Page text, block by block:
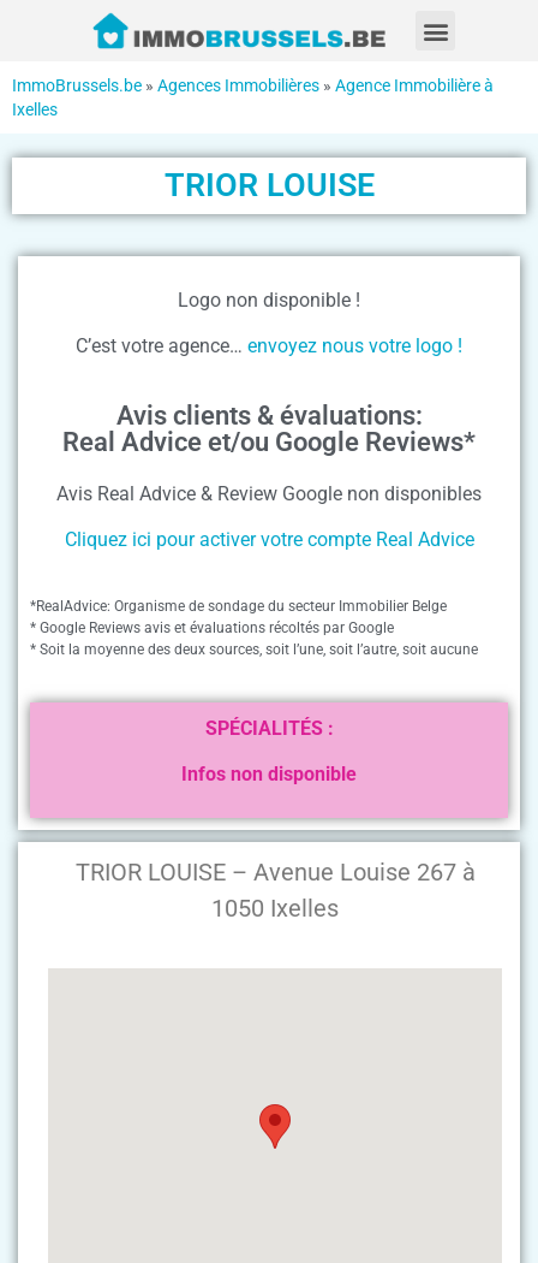
ImmoBrussels.be » Agences Immobilières » Agence Immobilière à
Ixelles
TRIOR LOUISE
TRIOR LOUISE – Avenue Louise 267 à
1050 Ixelles
Logo non disponible !
C’est votre agence… envoyez nous votre logo !
Avis clients & évaluations:
Real Advice et/ou Google Reviews*
Avis Real Advice & Review Google non disponibles
Cliquez ici pour activer votre compte Real Advice
*RealAdvice: Organisme de sondage du secteur Immobilier Belge
* Google Reviews avis et évaluations récoltés par Google
* Soit la moyenne des deux sources, soit l’une, soit l’autre, soit aucune
SPÉCIALITÉS :
Infos non disponible